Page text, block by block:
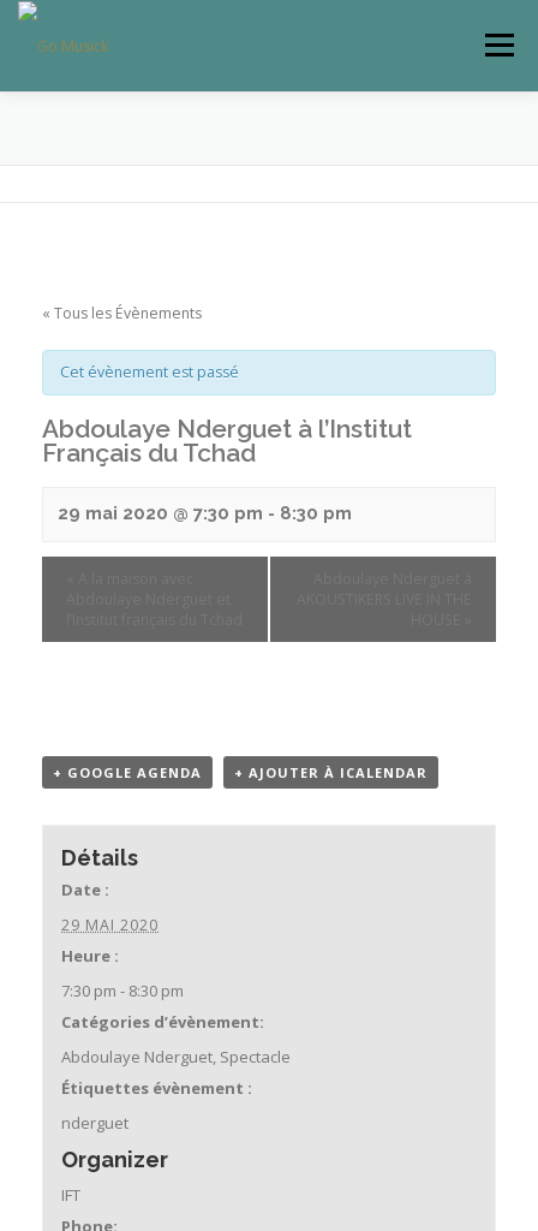
Aller
contenu
Menu
« Tous les Évènements
Cet évènement est passé
Abdoulaye Nderguet à l’Institut
Français du Tchad
29 mai 2020 @ 7:30 pm - 8:30 pm
+ GOOGLE AGENDA + AJOUTER À ICALENDAR
Détails
Date :
29 MAI 2020
Heure :
7:30 pm - 8:30 pm
Catégories d’évènement:
Abdoulaye Nderguet, Spectacle
Étiquettes évènement :
nderguet
Organizer
IFT
Phone: